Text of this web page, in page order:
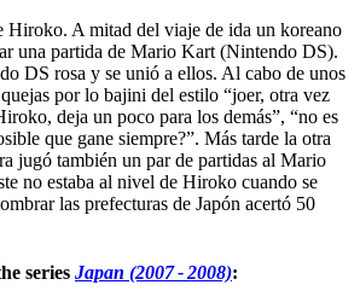
Hiroko. A mitad del viaje de ida un koreano
una partida de Mario Kart (Nintendo DS).
DS rosa y se unió a ellos. Al cabo de unos
por lo bajini del estilo “joer, otra vez
deja un poco para los demás”, “no es
que gane siempre?”. Más tarde la otra
jugó también un par de partidas al Mario
no estaba al nivel de Hiroko cuando se
las prefecturas de Japón acertó 50
series Japan (2007 - 2008):